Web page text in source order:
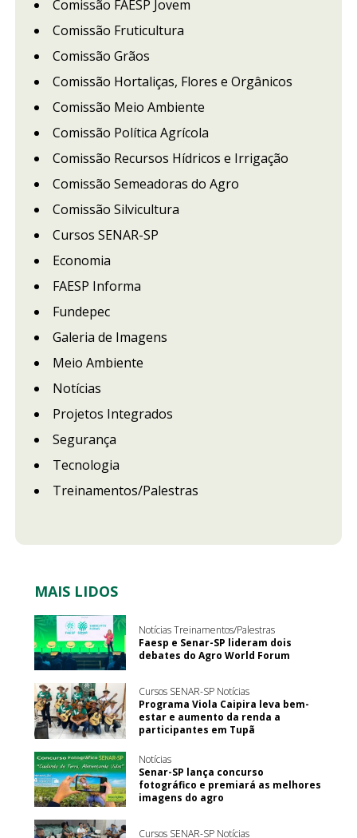
Comissão FAESP Jovem
Comissão Fruticultura
Comissão Grãos
Comissão Hortaliças, Flores e Orgânicos
Comissão Meio Ambiente
Comissão Política Agrícola
Comissão Recursos Hídricos e Irrigação
Comissão Semeadoras do Agro
Comissão Silvicultura
Cursos SENAR-SP
Economia
FAESP Informa
Fundepec
Galeria de Imagens
Meio Ambiente
Notícias
Projetos Integrados
Segurança
Tecnologia
Treinamentos/Palestras
MAIS LIDOS
Notícias Treinamentos/Palestras
Faesp e Senar-SP lideram dois
debates do Agro World Forum
Cursos SENAR-SP Notícias
Programa Viola Caipira leva bem-
estar e aumento da renda a
participantes em Tupã
Notícias
Senar-SP lança concurso
fotográfico e premiará as melhores
imagens do agro
Cursos SENAR-SP Notícias